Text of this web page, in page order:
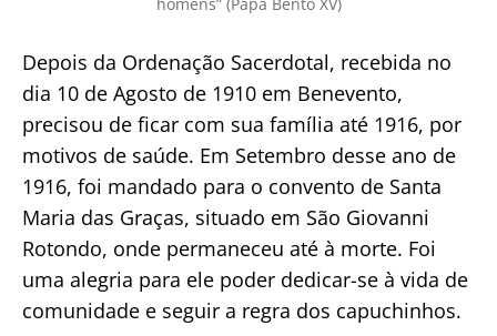
Depois da Ordenação Sacerdotal, recebida no
dia 10 de Agosto de 1910 em Benevento,
precisou de ficar com sua família até 1916, por
motivos de saúde. Em Setembro desse ano de
1916, foi mandado para o convento de Santa
Maria das Graças, situado em São Giovanni
Rotondo, onde permaneceu até à morte. Foi
uma alegria para ele poder dedicar-se à vida de
comunidade e seguir a regra dos capuchinhos.